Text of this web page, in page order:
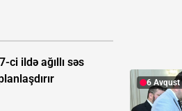
ci ildə ağıllı səs
6 Avqust